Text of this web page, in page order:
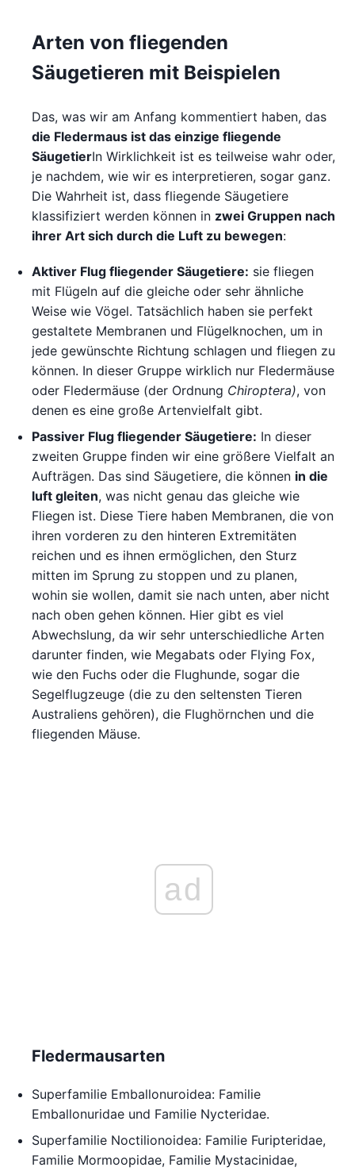
Arten von fliegenden
Säugetieren mit Beispielen
Das, was wir am Anfang kommentiert haben, das
die Fledermaus ist das einzige fliegende
SäugetierIn Wirklichkeit ist es teilweise wahr oder,
je nachdem, wie wir es interpretieren, sogar ganz.
Die Wahrheit ist, dass fliegende Säugetiere
klassifiziert werden können in zwei Gruppen nach
ihrer Art sich durch die Luft zu bewegen:
Aktiver Flug fliegender Säugetiere: sie fliegen
mit Flügeln auf die gleiche oder sehr ähnliche
Weise wie Vögel. Tatsächlich haben sie perfekt
gestaltete Membranen und Flügelknochen, um in
jede gewünschte Richtung schlagen und fliegen zu
können. In dieser Gruppe wirklich nur Fledermäuse
oder Fledermäuse (der Ordnung Chiroptera), von
denen es eine große Artenvielfalt gibt.
Passiver Flug fliegender Säugetiere: In dieser
zweiten Gruppe finden wir eine größere Vielfalt an
Aufträgen. Das sind Säugetiere, die können in die
luft gleiten, was nicht genau das gleiche wie
Fliegen ist. Diese Tiere haben Membranen, die von
ihren vorderen zu den hinteren Extremitäten
reichen und es ihnen ermöglichen, den Sturz
mitten im Sprung zu stoppen und zu planen,
wohin sie wollen, damit sie nach unten, aber nicht
nach oben gehen können. Hier gibt es viel
Abwechslung, da wir sehr unterschiedliche Arten
darunter finden, wie Megabats oder Flying Fox,
wie den Fuchs oder die Flughunde, sogar die
Segelflugzeuge (die zu den seltensten Tieren
Australiens gehören), die Flughörnchen und die
fliegenden Mäuse.
ad
Fledermausarten
Superfamilie Emballonuroidea: Familie
Emballonuridae und Familie Nycteridae.
Superfamilie Noctilionoidea: Familie Furipteridae,
Familie Mormoopidae, Familie Mystacinidae,